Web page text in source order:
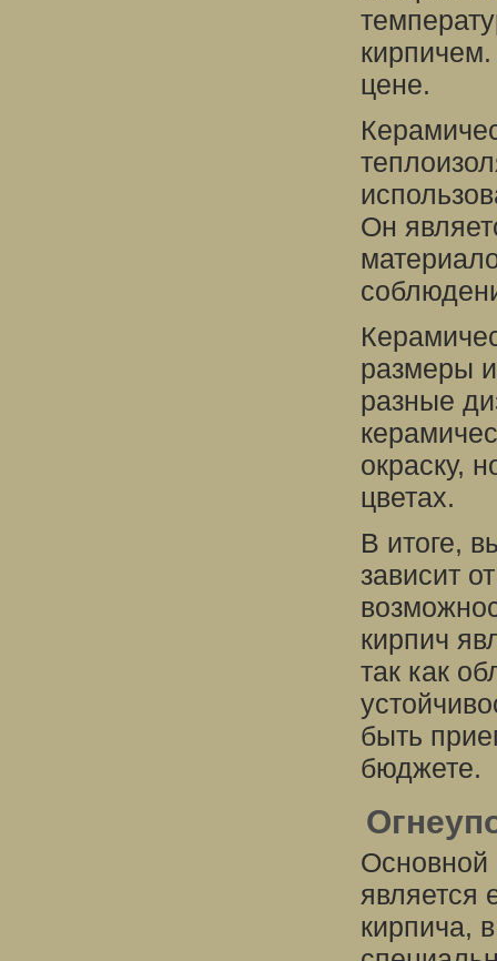
цене.
Он
размеры
разные
окраску,
цветах.
В итоге,
зависит
кирпич
так как
быть
бюджете.
Основной
является
кирпича,